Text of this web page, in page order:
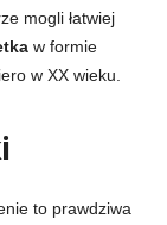
mogli łatwiej
w formie
w XX wieku.
to prawdziwa